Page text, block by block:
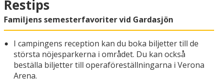
Restips
Familjens semesterfavoriter vid Gardasjön
I campingens reception kan du boka biljetter till de
största nöjesparkerna i området. Du kan också
beställa biljetter till operaföreställningarna i Verona
Arena.